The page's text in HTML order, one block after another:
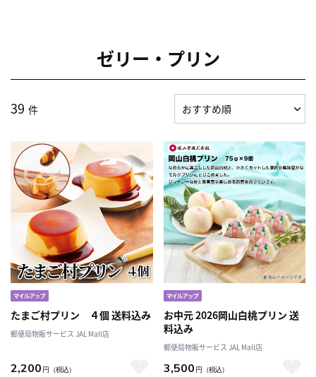
ゼリー・プリン
39 件
たまご村プリン ４個 送料込み
郵便局物販サービス JAL Mall店
2,200 円 （税込）
お中元 2026岡山白桃プリン 送
料込み
郵便局物販サービス JAL Mall店
3,500 円 （税込）